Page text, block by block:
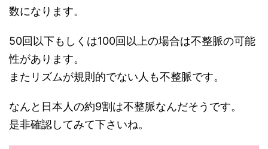
数になります。
50回以下もしくは100回以上の場合は不整脈の可能
性があります。
またリズムが規則的でない人も不整脈です。
なんと日本人の約9割は不整脈なんだそうです。
是非確認してみて下さいね。